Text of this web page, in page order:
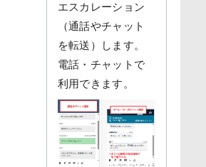
エスカレーション
（通話やチャット
を転送）します。
電話・チャットで
利用できます。